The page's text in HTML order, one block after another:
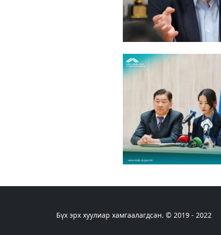
Бүх эрх хуулиар хамгаалагдсан. © 2019 - 2022